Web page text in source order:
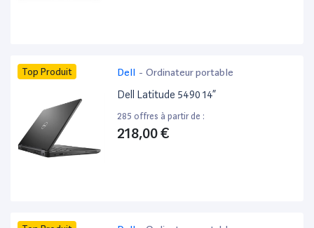
Top Produit Dell - Ordinateur portable
Dell Latitude 5490 14”
285 offres à partir de :
218,00 €